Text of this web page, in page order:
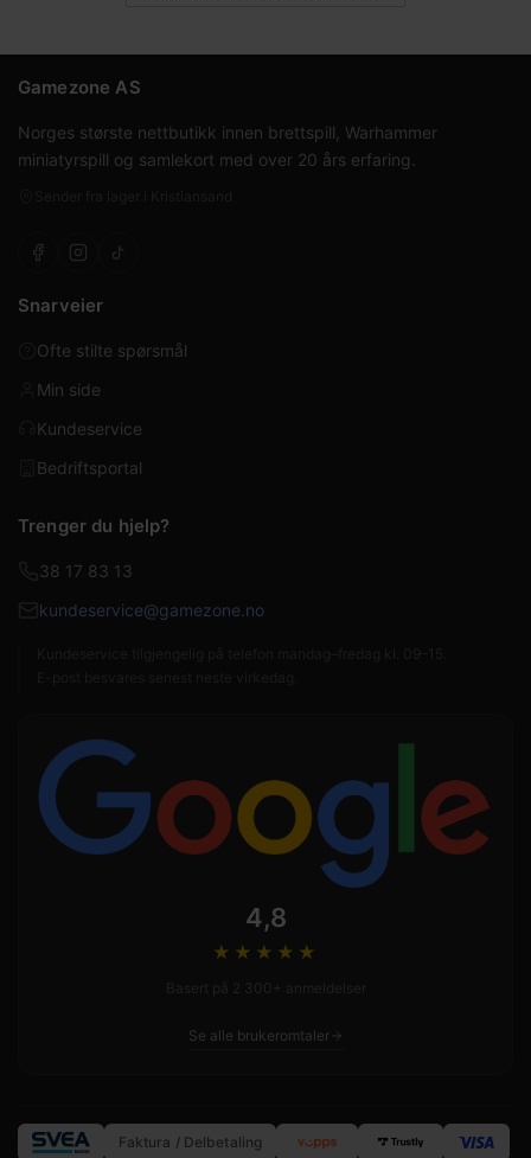
Gamezone AS
Norges største nettbutikk innen brettspill, Warhammer
miniatyrspill og samlekort med over 20 års erfaring.
Snarveier
Ofte stilte spørsmål
Min side
Kundeservice
Bedriftsportal
Trenger du hjelp?
38 17 83 13
kundeservice@gamezone.no
4,8
★★★★ ★
Se alle brukeromtaler
Faktura / Delbetaling